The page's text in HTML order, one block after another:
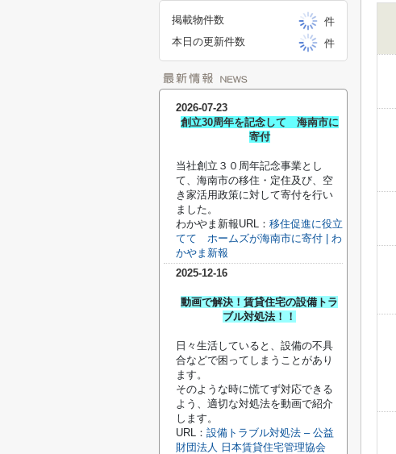
掲載物件数
件
本日の更新件数
件
2026-07-23
創立30周年を記念して 海南市に
寄付
当社創立３０周年記念事業とし
て、海南市の移住・定住及び、空
き家活用政策に対して寄付を行い
ました。
わかやま新報URL： 移住促進に役立
てて ホームズが海南市に寄付 | わ
かやま新報
2025-12-16
動画で解決！賃貸住宅の設備トラ
ブル対処法！！
日々生活していると、設備の不具
合などで困ってしまうことがあり
ます。
そのような時に慌てず対応できる
よう、適切な対処法を動画で紹介
します。
URL： 設備トラブル対処法 – 公益
財団法人 日本賃貸住宅管理協会